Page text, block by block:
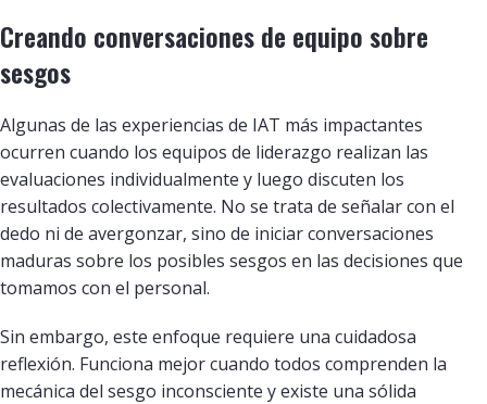
Creando conversaciones de equipo sobre
sesgos
Algunas de las experiencias de IAT más impactantes
ocurren cuando los equipos de liderazgo realizan las
evaluaciones individualmente y luego discuten los
resultados colectivamente. No se trata de señalar con el
dedo ni de avergonzar, sino de iniciar conversaciones
maduras sobre los posibles sesgos en las decisiones que
tomamos con el personal.
Sin embargo, este enfoque requiere una cuidadosa
reflexión. Funciona mejor cuando todos comprenden la
mecánica del sesgo inconsciente y existe una sólida